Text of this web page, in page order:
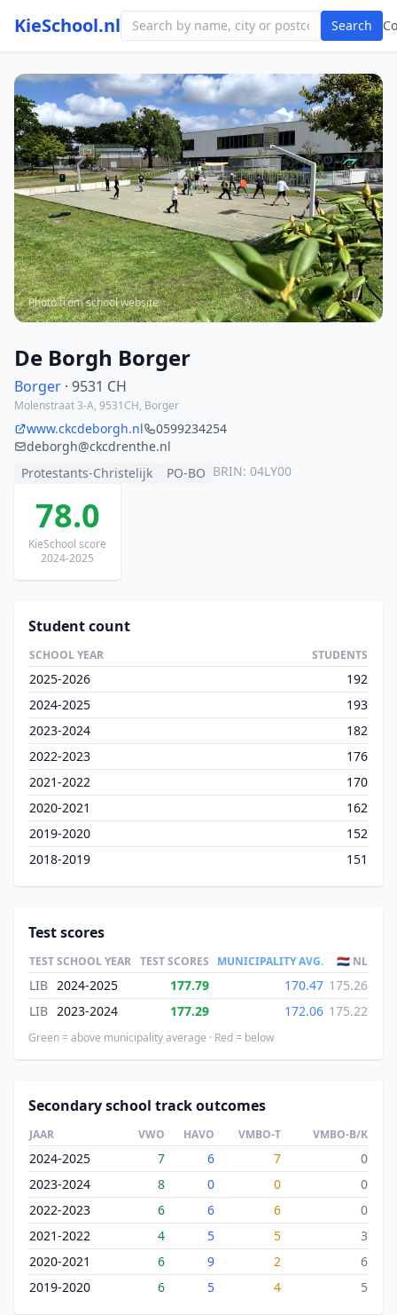
KieSchool.nl Search
Photo from school website
De Borgh Borger
Borger · 9531 CH
Molenstraat 3-A, 9531CH, Borger
www.ckcdeborgh.nl
0599234254
deborgh@ckcdrenthe.nl
Protestants-Christelijk
PO-BO BRIN: 04LY00
78.0
KieSchool score
2024-2025
Student count
SCHOOL YEAR STUDENTS
2025-2026
192
2024-2025
193
2023-2024
182
2022-2023
176
2021-2022
170
2020-2021
162
2019-2020
152
2018-2019
151
Test scores
TESTSCHOOL YEAR TEST SCORES MUNICIPALITY AVG. 🇳🇱 NL
LIB 2024-2025 177.79 170.47 175.26
LIB 2023-2024 177.29 172.06 175.22
Green = above municipality average · Red = below
Secondary school track outcomes
JAAR VWO HAVO VMBO-T VMBO-B/K
2024-2025 7 6 7
0
2023-2024
8 0 0
0
2022-2023
6 6 6
0
2021-2022
4 5 5
3
2020-2021
6 9 2
6
2019-2020
6 5 4 5